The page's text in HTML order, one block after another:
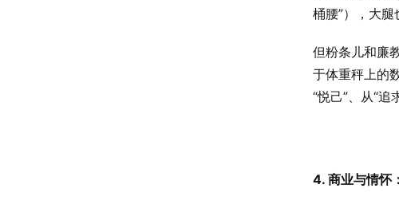
桶腰”），大腿
但粉条儿和廉
于体重秤上的
“悦己”、从“追
4. 商业与情怀